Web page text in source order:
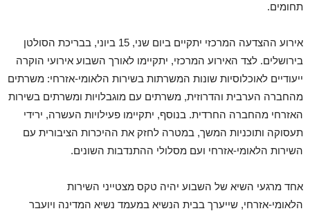
תחומים.
אירוע ההצדעה המרכזי יתקיים ביום שני, 15 ביוני, בבריכת הסולטן
בירושלים. לצד האירוע המרכזי, יתקיימו לאורך השבוע אירועי הוקרה
ייעודיים לאוכלוסיות שונות המשרתות בשירות הלאומי-אזרחי: משרתים
מהחברה הערבית והדרוזית, משרתים עם מוגבלויות ומשרתים בשירות
האזרחי מהחברה החרדית. בנוסף, יתקיימו פעילויות העשרה, ירידי
תעסוקה ותוכניות המשך, במטרה לחזק את ההיכרות הציבורית עם
השירות הלאומי-אזרחי ועם מסלולי ההתנדבות השונים.
אחד מרגעי השיא של השבוע יהיה טקס מצטייני השירות
הלאומי-אזרחי, שייערך בבית הנשיא במעמד נשיא המדינה ויועבר